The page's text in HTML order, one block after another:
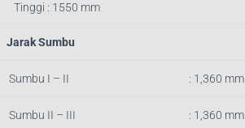
Tinggi : 1550 mm
Jarak Sumbu
Sumbu I – II : 1,360 mm
Sumbu II – III : 1,360 mm